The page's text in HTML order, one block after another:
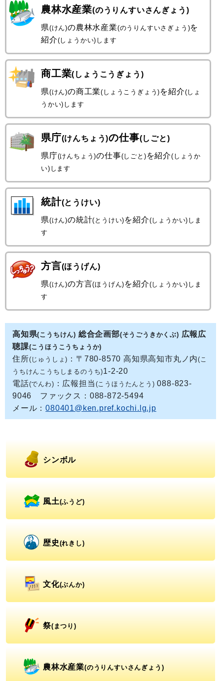
農林水産業(のうりんすいさんぎょう)
県(けん)の農林水産業(のうりんすいさぎょう)を
紹介(しょうかい)します
商工業(しょうこうぎょう)
県(けん)の商工業(しょうこうぎょう) を紹介(しょ
うかい)します
県庁(けんちょう)の仕事(しごと)
県庁(けんちょう)の仕事(しごと) を紹介(しょうか
い)します
統計(とうけい)
県(けん)の統計(とうけい) を紹介(しょうかい)しま
す
方言(ほうげん)
県(けん)の方言(ほうげん) を紹介(しょうかい)しま
す
高知県(こうちけん) 総合企画部(そうごうきかくぶ) 広報広
聴課(こうほうこうちょうか)
住所(じゅうしょ) ：〒780-8570 高知県高知市丸ノ内(こ
うちけんこうちしまるのうち)1-2-20
電話(でんわ) ：広報担当 (こうほうたんとう) 088-823-
9046 ファックス：088-872-5494
メール：080401@ken.pref.kochi.lg.jp
シンボル
風土(ふうど)
歴史 (れきし)
文化(ぶんか)
祭(まつり)
農林水産業(のうりんすいさんぎょう)